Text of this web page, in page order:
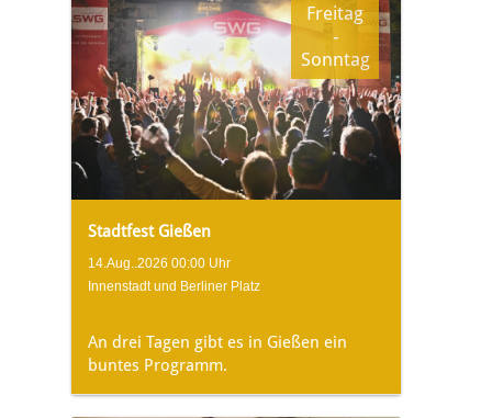
Freitag
-
Sonntag
Stadtfest Gießen
14.Aug..2026 00:00 Uhr
Innenstadt und Berliner Platz
An drei Tagen gibt es in Gießen ein
buntes Programm.